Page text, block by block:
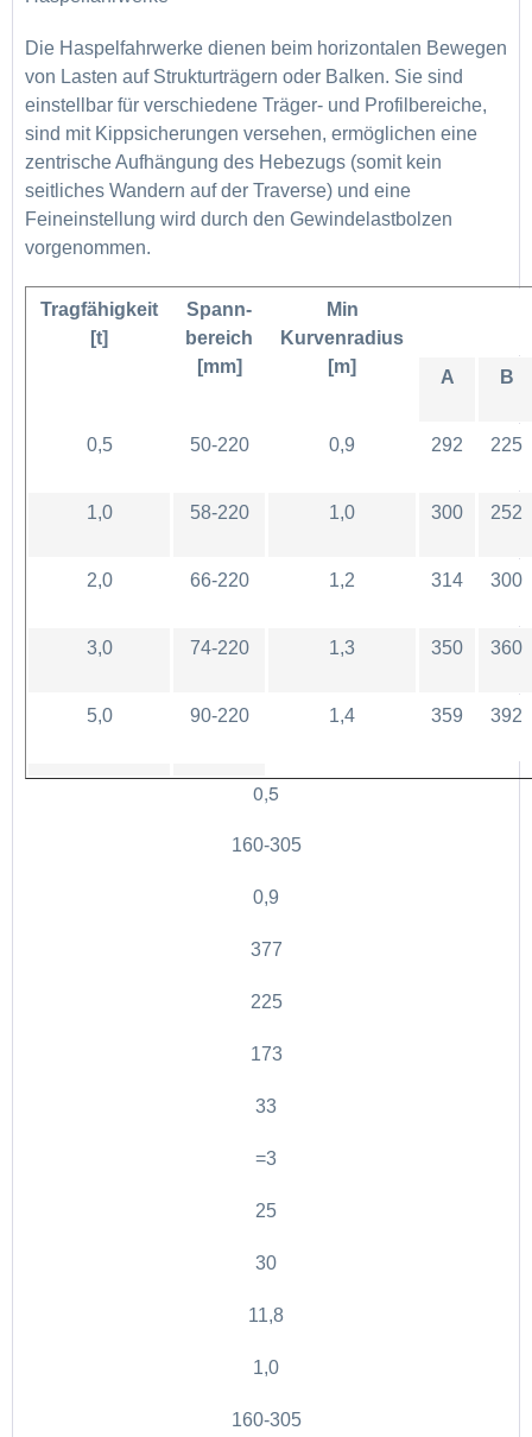
Die Haspelfahrwerke dienen beim horizontalen Bewegen
von Lasten auf Strukturträgern oder Balken. Sie sind
einstellbar für verschiedene Träger- und Profilbereiche,
sind mit Kippsicherungen versehen, ermöglichen eine
zentrische Aufhängung des Hebezugs (somit kein
seitliches Wandern auf der Traverse) und eine
Feineinstellung wird durch den Gewindelastbolzen
vorgenommen.
Tragfähigkeit
[t]
Spann-
bereich
[mm]
Min
Kurvenradius
[m]
A B
0,5 50-220 0,9 292 225
1,0 58-220 1,0 300 252
2,0 66-220 1,2 314 300
3,0 74-220 1,3 350 360
5,0 90-220 1,4 359 392
0,5
160-305
0,9
377
225
173
33
=3
25
30
11,8
1,0
160-305